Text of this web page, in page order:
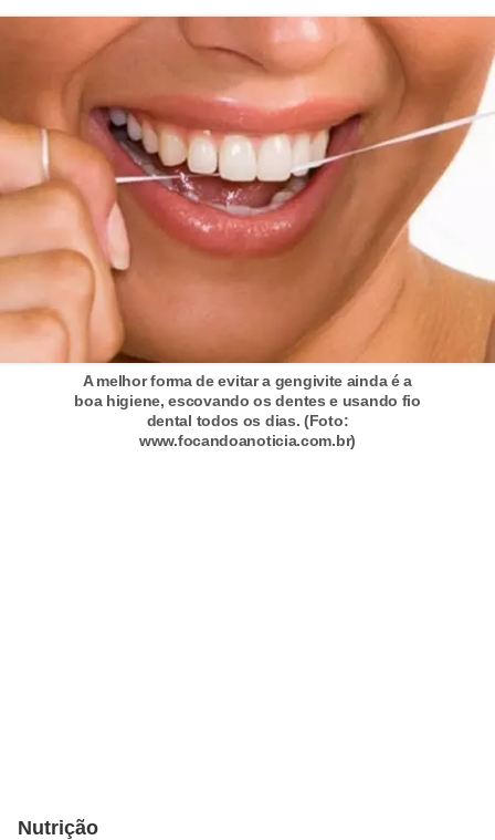
A melhor forma de evitar a gengivite ainda é a
boa higiene, escovando os dentes e usando fio
dental todos os dias. (Foto:
www.focandoanoticia.com.br)
Nutrição
S
a
ú
d
e